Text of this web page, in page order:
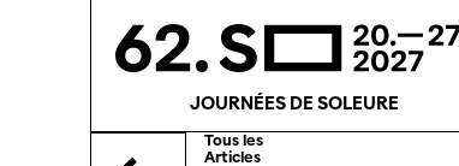
JOURNÉES DE SOLEURE
Tous les
Articles